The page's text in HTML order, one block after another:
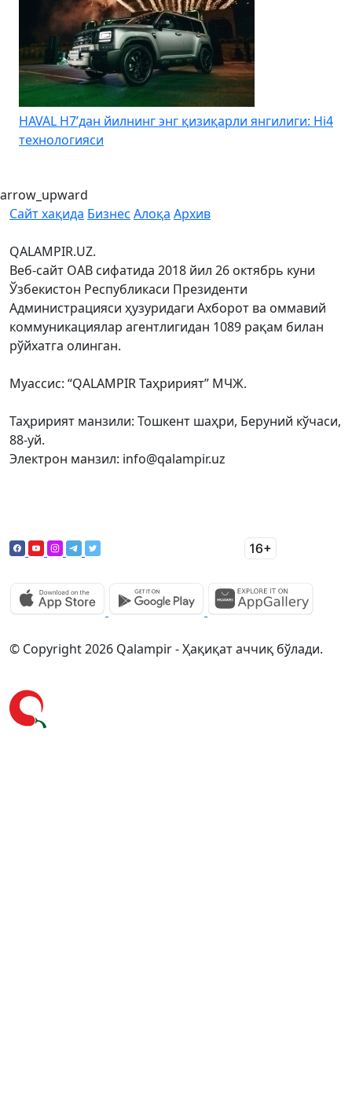
HAVAL H7’дан йилнинг энг қизиқарли янгилиги: Hi4
технологияси
arrow_upward
Сайт хақида Бизнес Алоқа Архив
QALAMPIR.UZ.
Веб-сайт ОАВ сифатида 2018 йил 26 октябрь куни
Ўзбекистон Республикаси Президенти
Администрацияси ҳузуридаги Ахборот ва оммавий
коммуникациялар агентлигидан 1089 рақам билан
рўйхатга олинган.
Муассис: “QALAMPIR Таҳририят” МЧЖ.
Таҳририят манзили: Тошкент шаҳри, Беруний кўчаси,
88-уй.
Электрон манзил: info@qalampir.uz
© Copyright 2026 Qalampir - Ҳақиқат аччиқ бўлади.